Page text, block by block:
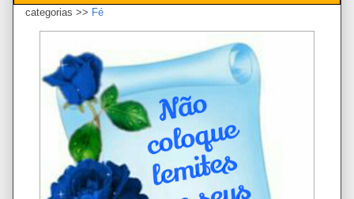
categorias >> Fé